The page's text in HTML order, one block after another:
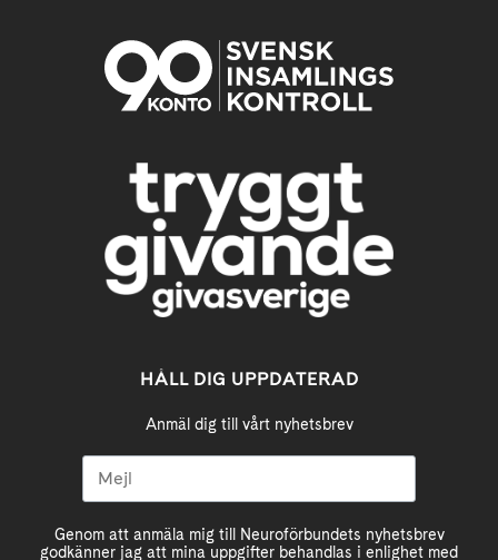
HÅLL DIG UPPDATERAD
Anmäl dig till vårt nyhetsbrev
Genom att anmäla mig till Neuroförbundets nyhetsbrev
godkänner jag att mina uppgifter behandlas i enlighet med